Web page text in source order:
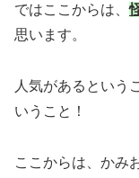
ではここからは、
思います。
人気があるという
いうこと！
ここからは、かみ